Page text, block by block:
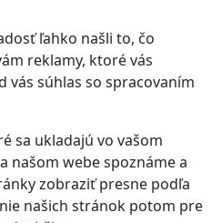
ľahko našli to, čo
reklamy, ktoré vás
vás súhlas so spracovaním
sa ukladajú vo vašom
našom webe spoznáme a
zobraziť presne podľa
našich stránok potom pre